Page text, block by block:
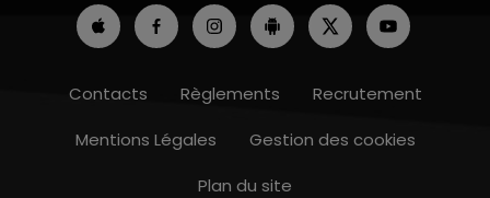
16h00 - 20h00
Contacts Règlements
Recrutement
Mentions Légales
Gestion des cookies
Plan du site